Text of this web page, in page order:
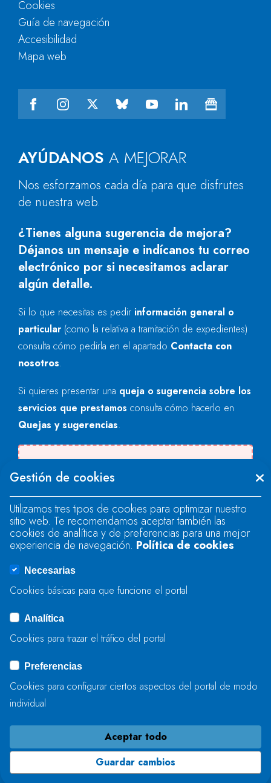
AYÚDANOS A MEJORAR
Nos esforzamos cada día para que disfrutes
de nuestra web.
¿Tienes alguna sugerencia de mejora?
Déjanos un mensaje e indícanos tu correo
electrónico por si necesitamos aclarar
algún detalle.
Si lo que necesitas es pedir información general o
particular (como la relativa a tramitación de expedientes)
consulta cómo pedirla en el apartado Contacta con
nosotros.
Si quieres presentar una queja o sugerencia sobre los
servicios que prestamos consulta cómo hacerlo en
Quejas y sugerencias.
"text".
Se produjo un error al cargar el campo
"text".
Se produjo un error al cargar el campo
ENVIAR
Cookies
Guía de navegación
Accesibilidad
Mapa web
Gestión de cookies
Utilizamos tres tipos de cookies para optimizar nuestro
sitio web. Te recomendamos aceptar también las
cookies de analítica y de preferencias para una mejor
experiencia de navegación. Política de cookies
Necesarias
Cookies básicas para que funcione el portal
Analítica
Cookies para trazar el tráfico del portal
Preferencias
Cookies para configurar ciertos aspectos del portal de modo
individual
Aceptar todo
Guardar cambios